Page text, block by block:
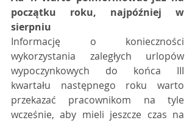
początku roku, najpóźniej w
sierpniu
Informację o konieczności
wykorzystania zaległych urlopów
wypoczynkowych do końca III
kwartału następnego roku warto
przekazać pracownikom na tyle
wcześnie, aby mieli jeszcze czas na